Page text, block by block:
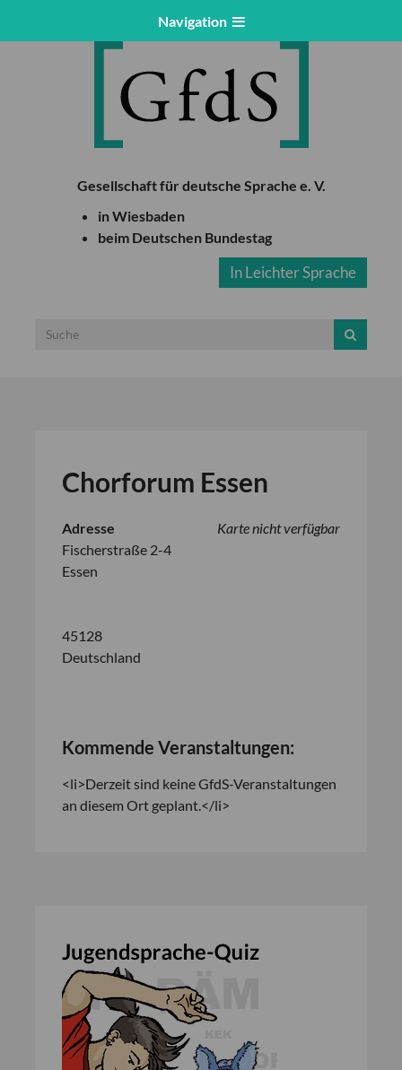
Navigation
Gesellschaft für deutsche Sprache e. V.
in Wiesbaden
beim Deutschen Bundestag
In Leichter Sprache
Chorforum Essen
Karte nicht verfügbar
Adresse
Fischerstraße 2-4
Essen
45128
Deutschland
Kommende Veranstaltungen:
<li>Derzeit sind keine GfdS-Veranstaltungen
an diesem Ort geplant.</li>